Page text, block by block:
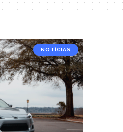
NOTÍCIAS